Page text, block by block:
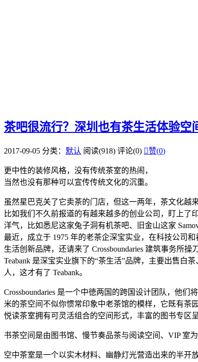
茶吧很流行？深圳也有茶生活体验空
2017-09-05 分类： 默认 阅读(918) 评论(0) 赞(0)
更中性的装修风格，没有传统茶室的热闹，
当然也没有那种可以宣传传统文化的沉重。
虽然星巴克关了它卖茶的门店，但这一两年，茶文化越
比如我们不久前报道的有越来越多的创业公司，盯上了
洋气，比如悉尼这家兔子洞有机茶吧、旧金山这家
最近，成立于 1975 年的老茶企深宝实业，在科技公司
生活创新品牌，还请来了 Crossboundaries 建筑事务所操
Teabank 是深宝实业旗下的“茶生活”品牌，主要出售白
人，这才有了 Teabank。
Crossboundaries 是一个中徳两国的跨国设计团队，他
米的茶空间不似你惯常印象中老茶馆的模样，它既有茶
悦读茶室拥有可灵活组合的空间形式，丰富的图书专区
书茶空间是由图书馆、慢节奏品茶与阅读空间、VIP 室
空中茶室是一个以实木材料、幽静灯光营造出来的半开